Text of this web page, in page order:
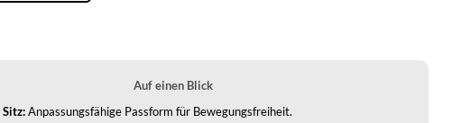
Auf einen Blick
Anpassungsfähige Passform für Bewegungsfreiheit.